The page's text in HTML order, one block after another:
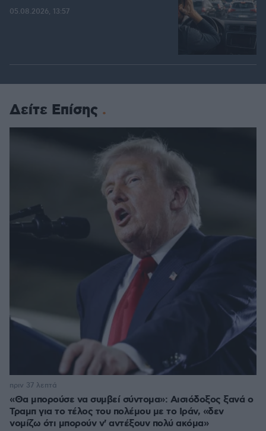
05.08.2026, 13:57
Δείτε Επίσης
«Θα μπορούσε να συμβεί σύντομα»: Αισιόδοξος ξανά ο
Τραμπ για το τέλος του πολέμου με το Ιράν, «δεν
νομίζω ότι μπορούν ν' αντέξουν πολύ ακόμα»
πριν 37 λεπτά